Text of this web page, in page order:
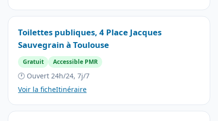
Toilettes publiques, 4 Place Jacques
Sauvegrain à Toulouse
Gratuit Accessible PMR
🕐 Ouvert 24h/24, 7j/7
Voir la ficheItinéraire